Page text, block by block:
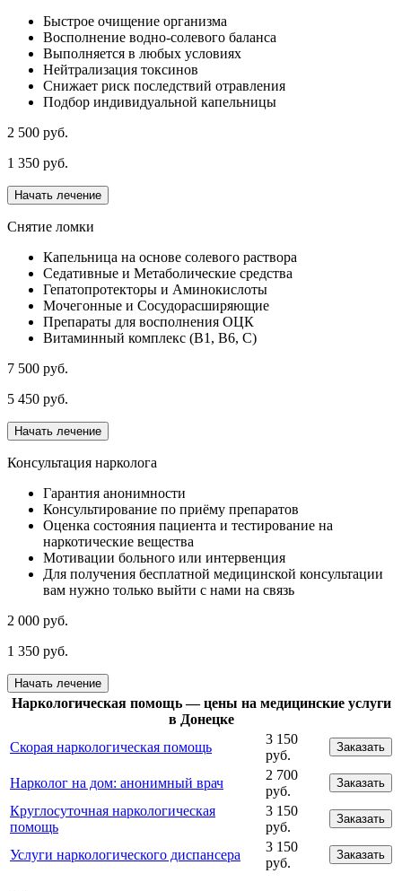
Быстрое очищение организма
Восполнение водно-солевого баланса
Выполняется в любых условиях
Нейтрализация токсинов
Снижает риск последствий отравления
Подбор индивидуальной капельницы
2 500 руб.
1 350 руб.
Начать лечение
Снятие ломки
Капельница на основе солевого раствора
Седативные и Метаболические средства
Гепатопротекторы и Аминокислоты
Мочегонные и Сосудорасширяющие
Препараты для восполнения ОЦК
Витаминный комплекс (В1, В6, С)
7 500 руб.
5 450 руб.
Начать лечение
Консультация нарколога
Гарантия анонимности
Консультирование по приёму препаратов
Оценка состояния пациента и тестирование на
наркотические вещества
Мотивации больного или интервенция
Для получения бесплатной медицинской консультации
вам нужно только выйти с нами на связь
2 000 руб.
1 350 руб.
Начать лечение
Наркологическая помощь — цены на медицинские услуги
в Донецке
Скорая наркологическая помощь
3 150
руб.
Заказать
Нарколог на дом: анонимный врач
2 700
руб.
Заказать
Круглосуточная наркологическая
помощь
3 150
руб.
Заказать
Услуги наркологического диспансера
3 150
руб.
Заказать